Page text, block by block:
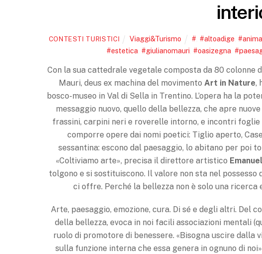
CONTESTI TURISTICI Viaggi&Turismo #, #altoadige #anima
#estetica #giulianomauri #oasizegna
Con la sua catte­drale vegetale composta da 80 colonne
Mauri, deus ex machina del movimento Art in Nature,
bosco-museo in Val di Sella in Trentino. L’opera ha la
messag­gio nuovo, quello della bellez­za, che apre
frassini, carpini neri e roverelle intorno, e in­contri
comporre opere dai no­mi poetici: Tiglio aperto,
sessantina: escono dal paesaggio, lo abita­no per poi
«Coltiviamo arte», precisa il direttore artistico
tolgono e si sostituiscono. Il valore non sta nel possesso
ci offre. Perché la bellezza non è solo una ricerca
Arte, paesaggio, emozione, cura. Di sé e degli altri. Del
della bellezza, evoca in noi facili as­sociazioni mentali
ruolo di promotore di benessere. «Bi­sogna uscire
sulla funzione interna che essa genera in ognuno di